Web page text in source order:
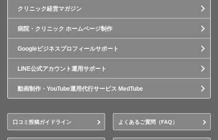
クリニック経営マガジン
病院・クリニック ホームページ制作
Googleビジネスプロフィールサポート
LINE公式アカウント運用サポート
動画制作・YouTube運用代行サービス MedTube
口コミ投稿ガイドライン よくあるご質問（FAQ）